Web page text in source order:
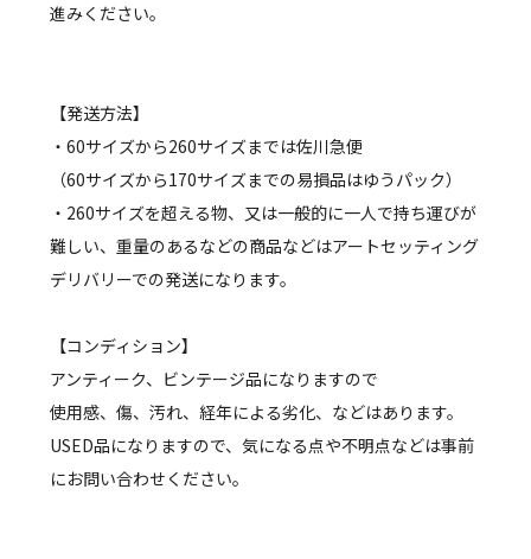
進みください。
【発送方法】
・60サイズから260サイズまでは佐川急便
（60サイズから170サイズまでの易損品はゆうパック）
・260サイズを超える物、又は一般的に一人で持ち運びが
難しい、重量のあるなどの商品などはアートセッティング
デリバリーでの発送になります。
【コンディション】
アンティーク、ビンテージ品になりますので
使用感、傷、汚れ、経年による劣化、などはあります。
USED品になりますので、気になる点や不明点などは事前
にお問い合わせください。